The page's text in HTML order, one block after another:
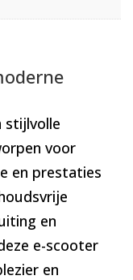
stijlvolle
voor
en prestaties
en
e-scooter
en